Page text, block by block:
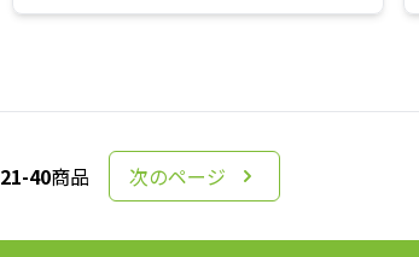
21-40商品 次のページ